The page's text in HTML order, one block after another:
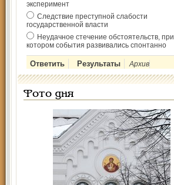
эксперимент
Следствие преступной слабости
государственной власти
Неудачное стечение обстоятельств, при
котором события развивались спонтанно
Архив
Фото дня